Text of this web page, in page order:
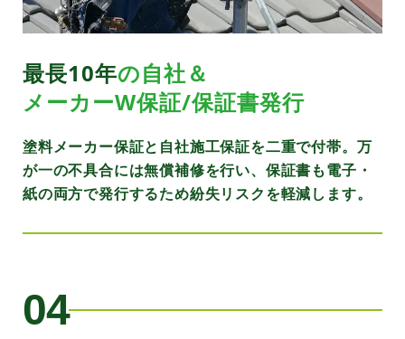
最長10年の自社＆
メーカーW保証/保証書発行
塗料メーカー保証と自社施工保証を二重で付帯。万
が一の不具合には無償補修を行い、保証書も電子・
紙の両方で発行するため紛失リスクを軽減します。
04